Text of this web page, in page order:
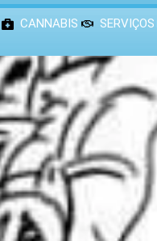
CANNABIS SERVIÇOS